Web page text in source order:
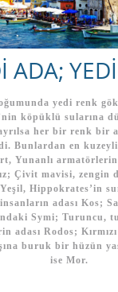
ADA;
yedi renk
köpüklü sularına
her bir renk bir
Bunlardan en
Yunanlı
Çivit mavisi, zengin
Hippokrates’in
adası Kos;
Symi; Turuncu,
adası Rodos;
buruk bir hüzün
ise Mor.